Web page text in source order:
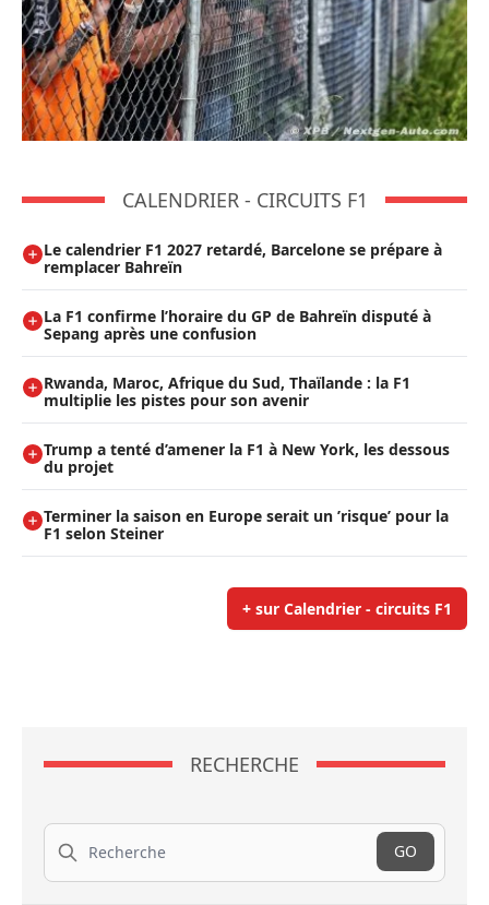
CALENDRIER - CIRCUITS F1
Le calendrier F1 2027 retardé, Barcelone se prépare à
remplacer Bahreïn
La F1 confirme l’horaire du GP de Bahreïn disputé à
Sepang après une confusion
Rwanda, Maroc, Afrique du Sud, Thaïlande : la F1
multiplie les pistes pour son avenir
Trump a tenté d’amener la F1 à New York, les dessous
du projet
Terminer la saison en Europe serait un ’risque’ pour la
F1 selon Steiner
+ sur Calendrier - circuits F1
RECHERCHE
Recherche
GO